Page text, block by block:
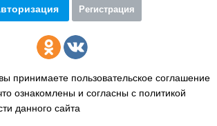
Регистрация
принимаете пользовательское соглашение
ознакомлены и согласны с политикой
данного сайта